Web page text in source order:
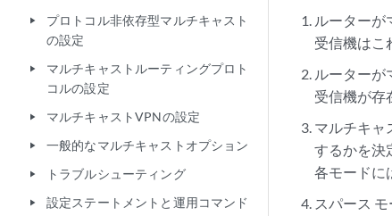
play_arrow
プロトコル非依存型マルチキャスト
の設定
play_arrow
マルチキャストルーティングプロト
コルの設定
play_arrow マルチキャストVPNの設定
play_arrow 一般的なマルチキャストオプション
play_arrow トラブルシューティング
play_arrow 設定ステートメントと運用コマンド
ルーターが
受信機はこ
ルーターが
受信機が存
マルチキャ
するかを決
各モードに
スパース